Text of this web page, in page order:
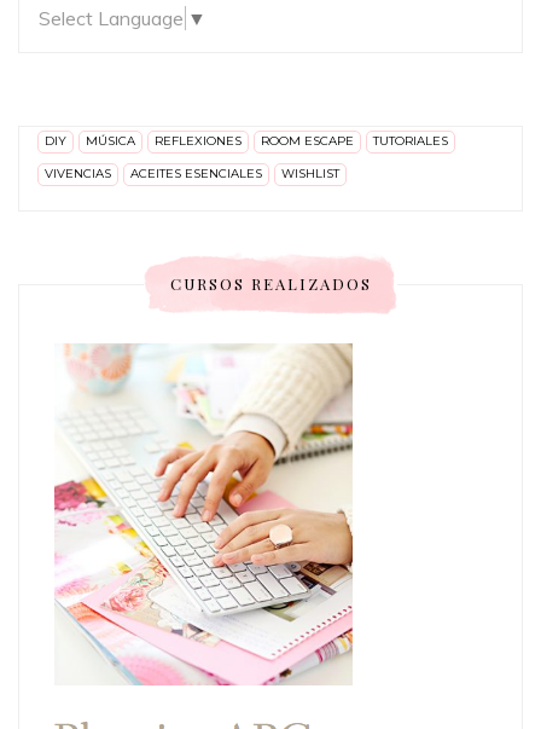
Select Language ▼
DIY MÚSICA REFLEXIONES ROOM ESCAPE TUTORIALES
VIVENCIAS ACEITES ESENCIALES WISHLIST
CURSOS REALIZADOS